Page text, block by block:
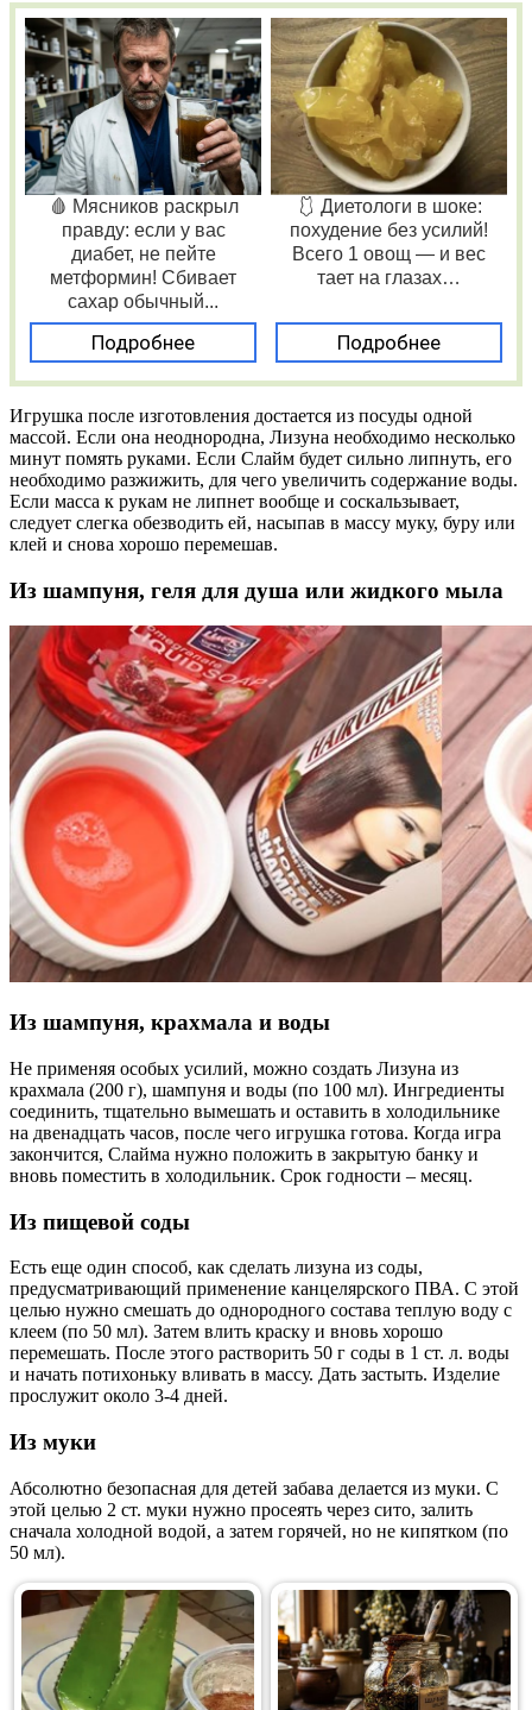
🩸 Мясников раскрыл
правду: если у вас
диабет, не пейте
метформин! Сбивает
сахар обычный...
Подробнее
🩱 Диетологи в шоке:
похудение без усилий!
Всего 1 овощ — и вес
тает на глазах…
Подробнее
Игрушка после изготовления достается из посуды одной
массой. Если она неоднородна, Лизуна необходимо несколько
минут помять руками. Если Слайм будет сильно липнуть, его
необходимо разжижить, для чего увеличить содержание воды.
Если масса к рукам не липнет вообще и соскальзывает,
следует слегка обезводить ей, насыпав в массу муку, буру или
клей и снова хорошо перемешав.
Из шампуня, геля для душа или жидкого мыла
Из шампуня, крахмала и воды
Не применяя особых усилий, можно создать Лизуна из
крахмала (200 г), шампуня и воды (по 100 мл). Ингредиенты
соединить, тщательно вымешать и оставить в холодильнике
на двенадцать часов, после чего игрушка готова. Когда игра
закончится, Слайма нужно положить в закрытую банку и
вновь поместить в холодильник. Срок годности – месяц.
Из пищевой соды
Есть еще один способ, как сделать лизуна из соды,
предусматривающий применение канцелярского ПВА. С этой
целью нужно смешать до однородного состава теплую воду с
клеем (по 50 мл). Затем влить краску и вновь хорошо
перемешать. После этого растворить 50 г соды в 1 ст. л. воды
и начать потихоньку вливать в массу. Дать застыть. Изделие
прослужит около 3-4 дней.
Из муки
Абсолютно безопасная для детей забава делается из муки. С
этой целью 2 ст. муки нужно просеять через сито, залить
сначала холодной водой, а затем горячей, но не кипятком (по
50 мл).